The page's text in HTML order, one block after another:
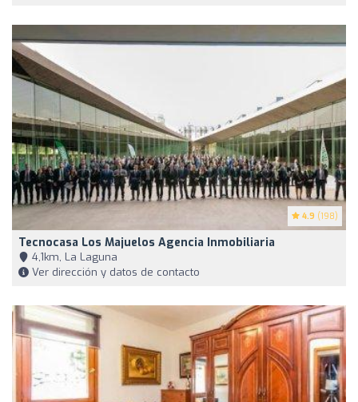
4.9 (198)
Tecnocasa Los Majuelos Agencia Inmobiliaria
4,1km, La Laguna
Ver dirección y datos de contacto